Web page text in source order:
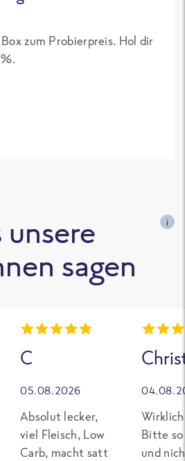
zum Probierpreis. Hol dir
unsere
sagen
i
C
05.08.2026
Absolut lecker,
viel Fleisch, Low
Carb, macht satt
Bitte so
und